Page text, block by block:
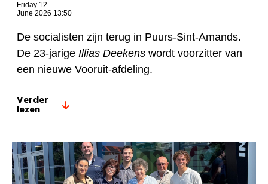
Friday 12
June 2026 13:50
De socialisten zijn terug in Puurs-Sint-Amands.
De 23-jarige Illias Deekens wordt voorzitter van
een nieuwe Vooruit-afdeling.
Verder
lezen